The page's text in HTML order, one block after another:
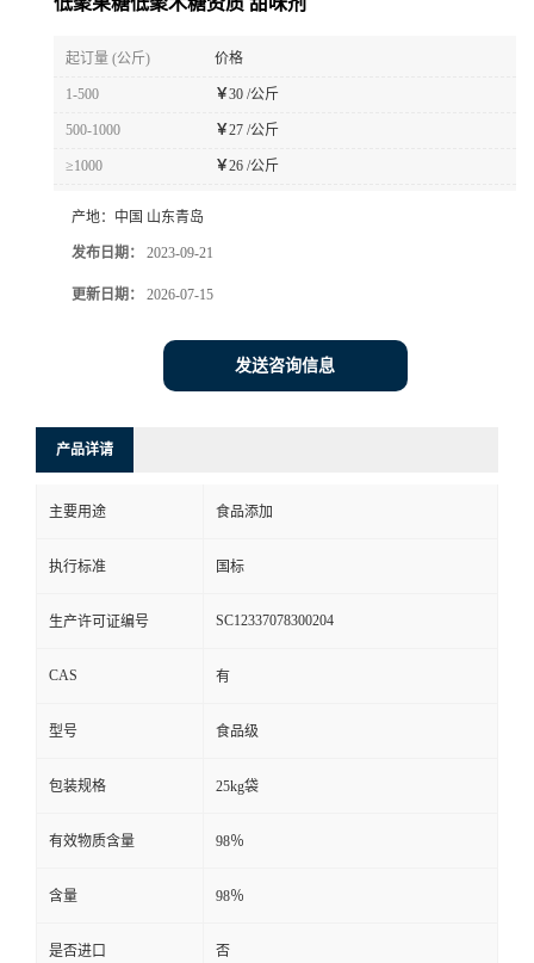
起订量 (公斤) 价格
1-500 ￥30 /公斤
500-1000 ￥27 /公斤
≥1000 ￥26 /公斤
产地： 中国 山东青岛
发布日期： 2023-09-21
更新日期： 2026-07-15
发送咨询信息
产品详请
主要用途 食品添加
执行标准 国标
生产许可证编号 SC12337078300204
CAS 有
型号 食品级
包装规格 25kg袋
有效物质含量 98％
含量 98％
是否进口 否